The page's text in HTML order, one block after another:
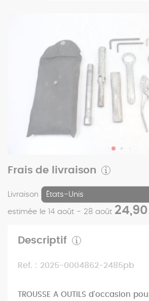
Frais de livraison
Livraison
estimée le 14 août - 28 août
Descriptif
Ref. : 2025-0004862-2485pb
TROUSSE A OUTILS d'occasion